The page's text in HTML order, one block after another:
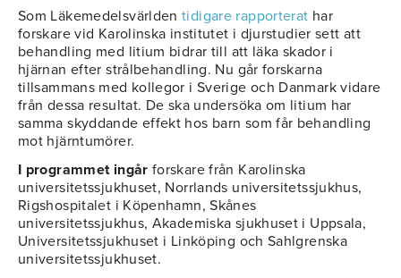
Som Läkemedelsvärlden tidigare rapporterat har
forskare vid Karolinska institutet i djurstudier sett att
behandling med litium bidrar till att läka skador i
hjärnan efter strålbehandling. Nu går forskarna
tillsammans med kollegor i Sverige och Danmark vidare
från dessa resultat. De ska undersöka om litium har
samma skyddande effekt hos barn som får behandling
mot hjärntumörer.
I programmet ingår forskare från Karolinska
universitetssjukhuset, Norrlands universitetssjukhus,
Rigshospitalet i Köpenhamn, Skånes
universitetssjukhus, Akademiska sjukhuset i Uppsala,
Universitetssjukhuset i Linköping och Sahlgrenska
universitetssjukhuset.